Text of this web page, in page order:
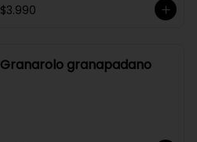
$3.990
Granarolo granapadano